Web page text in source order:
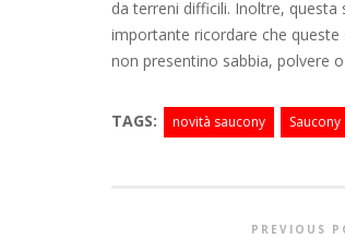
da terreni difficili. Inoltre, questa
importante ricordare che
non presentino sabbia, polvere
TAGS: novità saucony Saucony
PREVIOUS